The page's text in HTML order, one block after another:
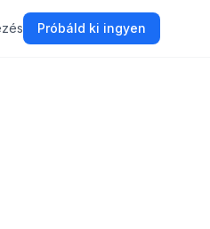
Próbáld ki ingyen